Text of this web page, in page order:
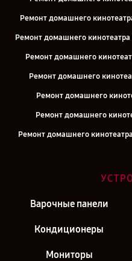
Ремонт домашнего
Ремонт домашнего
Ремонт домашнего
Ремонт домашнего
Ремонт домашнего
Ремонт домашнего
Ремонт домашнего
Варочные панели
Кондиционеры
Мониторы